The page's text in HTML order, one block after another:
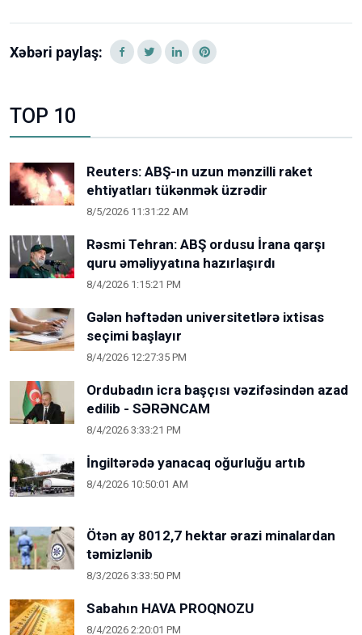
Xəbəri paylaş:
TOP 10
Reuters: ABŞ-ın uzun mənzilli raket
ehtiyatları tükənmək üzrədir
8/5/2026 11:31:22 AM
Rəsmi Tehran: ABŞ ordusu İrana qarşı
quru əməliyyatına hazırlaşırdı
8/4/2026 1:15:21 PM
Gələn həftədən universitetlərə ixtisas
seçimi başlayır
8/4/2026 12:27:35 PM
Ordubadın icra başçısı vəzifəsindən azad
edilib - SƏRƏNCAM
8/4/2026 3:33:21 PM
İngiltərədə yanacaq oğurluğu artıb
8/4/2026 10:50:01 AM
Ötən ay 8012,7 hektar ərazi minalardan
təmizlənib
8/3/2026 3:33:50 PM
Sabahın HAVA PROQNOZU
8/4/2026 2:20:01 PM